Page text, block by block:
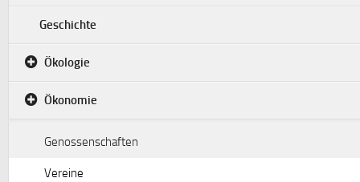
Geschichte
Ökologie
Ökonomie
Genossenschaften
Vereine